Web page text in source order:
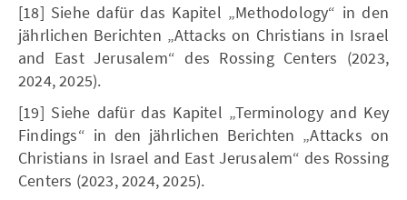
[18] Siehe dafür das Kapitel „Methodology“ in den
jährlichen Berichten „Attacks on Christians in Israel
and East Jerusalem“ des Rossing Centers (2023,
2024, 2025).
[19] Siehe dafür das Kapitel „Terminology and Key
Findings“ in den jährlichen Berichten „Attacks on
Christians in Israel and East Jerusalem“ des Rossing
Centers (2023, 2024, 2025).